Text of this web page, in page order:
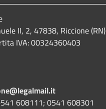
II, 2, 47838, Riccione (RN)
IVA: 00324360403
608111; 0541 608301